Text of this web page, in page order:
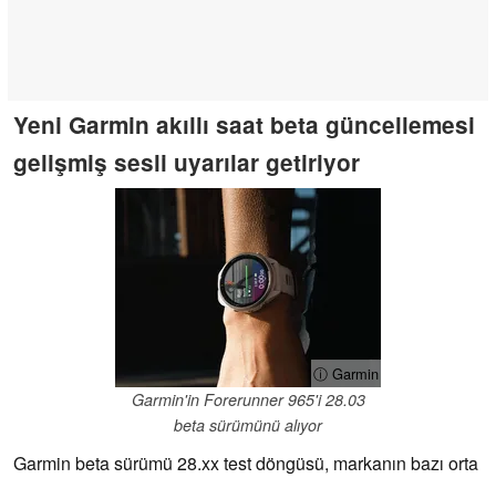
Yeni Garmin akıllı saat beta güncellemesi
gelişmiş sesli uyarılar getiriyor
ⓘ Garmin
Garmin'in Forerunner 965'i 28.03
beta sürümünü alıyor
Garmin beta sürümü 28.xx test döngüsü, markanın bazı orta